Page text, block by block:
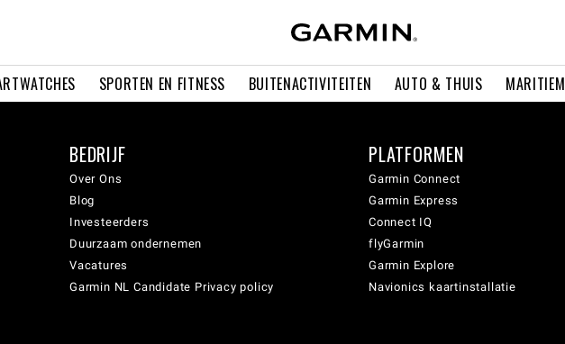
SPORTEN EN FITNESS BUITENACTIVITEITEN AUTO & THUIS MARITIEM
BEDRIJF
Over Ons
Blog
Investeerders
Duurzaam ondernemen
Vacatures
Garmin NL Candidate Privacy policy
PLATFORMEN
Garmin Connect
Garmin Express
Connect IQ
flyGarmin
Garmin Explore
Navionics kaartinstallatie